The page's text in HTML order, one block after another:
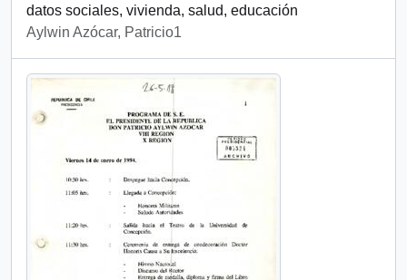
datos sociales, vivienda, salud, educación
Aylwin Azócar, Patricio1